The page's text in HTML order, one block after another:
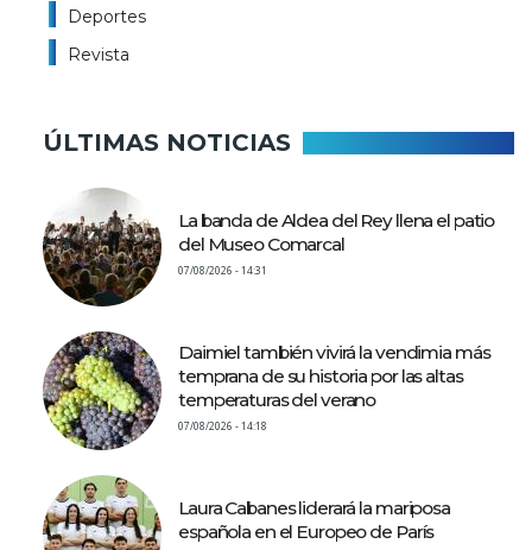
Deportes
Revista
ÚLTIMAS NOTICIAS
La banda de Aldea del Rey llena el patio
del Museo Comarcal
07/08/2026 - 14:31
Daimiel también vivirá la vendimia más
temprana de su historia por las altas
temperaturas del verano
07/08/2026 - 14:18
Laura Cabanes liderará la mariposa
española en el Europeo de París